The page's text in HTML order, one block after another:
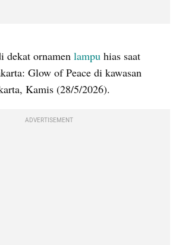
dekat ornamen lampu hias saat
Kamis (28/5/2026).
ADVERTISEMENT